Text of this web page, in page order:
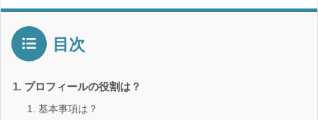
目次
プロフィールの役割は？
基本事項は？